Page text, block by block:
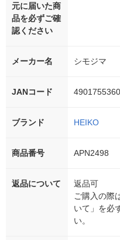
元に届いた商
品を必ずご確
認ください
メーカー名 シモジマ
JANコード
ブランド HEIKO
商品番号 APN2498
返品について
返品可
ご購入の際
いて」を必
い。